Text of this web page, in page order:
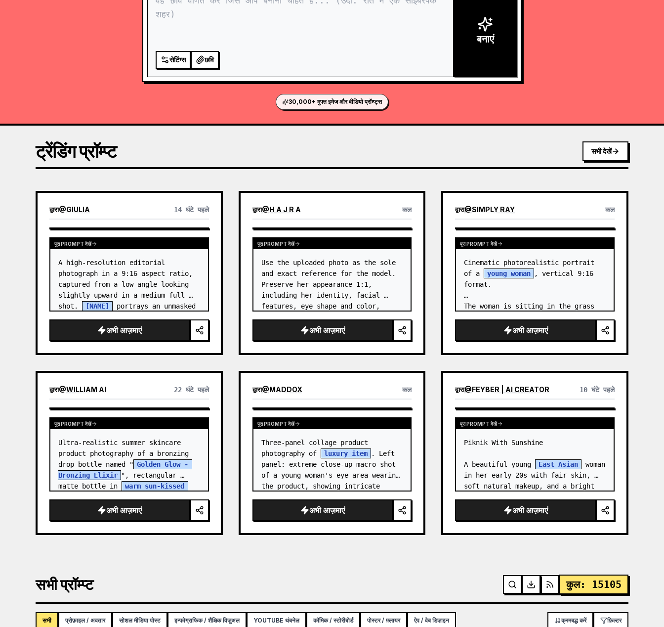
सेटिंग्स छवि
बनाएं
30,000+ मुफ्त इमेज और वीडियो प्रॉम्प्ट्स
ट्रेंडिंग प्रॉम्प्ट सभी देखें
द्वारा@GIULIA 14 घंटे पहले
पूरा PROMPT देखें
A high-resolution editorial
photograph in a 9:16 aspect ratio,
captured from a low angle looking
slightly upward in a medium full
shot.
[NAME]
portrays an unmasked
in a low, heroic la…
अभी आज़माएं
द्वारा@H A J R A कल
पूरा PROMPT देखें
Use the uploaded photo as the sole
and exact reference for the model.
Preserve her appearance 1:1,
including her identity, facial
features, eye shape and color,
proportions, hair, its length,
volume, texture, facial expressi…
अभी आज़माएं
द्वारा@SIMPLY RAY कल
पूरा PROMPT देखें
Cinematic photorealistic portrait
of a
young woman
, vertical 9:16
format.
The woman is sitting in the grass
अभी आज़माएं
द्वारा@WILLIAM AI 22 घंटे पहले
पूरा PROMPT देखें
Ultra-realistic summer skincare
product photography of a bronzing
drop bottle named " Golden Glow -
Bronzing Elixir ", rectangular
matte bottle in
warm sun-kissed
अभी आज़माएं
द्वारा@MADDOX कल
पूरा PROMPT देखें
Three-panel collage product
photography of
luxury item
. Left
panel: extreme close-up macro shot
of a young woman's eye area wearing
the product, showing intricate
natural skin tone, shallow…
अभी आज़माएं
द्वारा@FEYBER | AI CREATOR 10 घंटे पहले
पूरा PROMPT देखें
Piknik With Sunshine
A beautiful young East Asian
woman
in her early 20s with fair skin,
soft natural makeup, and a bright
her left. She has long straight
dark brown hair with soft bangs,…
अभी आज़माएं
सभी प्रॉम्प्ट कुल: 15105
सभी प्रोफ़ाइल / अवतार सोशल मीडिया पोस्ट इन्फोग्राफिक / शैक्षिक विज़ुअल YOUTUBE थंबनेल कॉमिक / स्टोरीबोर्ड पोस्टर / फ़्लायर ऐप / वेब डिज़ाइन क्रमबद्ध करें फ़िल्टर